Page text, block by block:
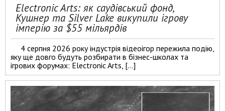
Electronic Arts: як саудівський фонд,
Кушнер та Silver Lake викупили ігрову
імперію за $55 мільярдів
4 серпня 2026 року індустрія відеоігор пережила подію,
яку ще довго будуть розбирати в бізнес-школах та
ігрових форумах: Electronic Arts, […]